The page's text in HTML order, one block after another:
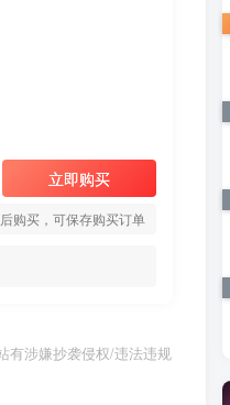
立即购买
购买，可保存购买订单
有涉嫌抄袭侵权/违法违规